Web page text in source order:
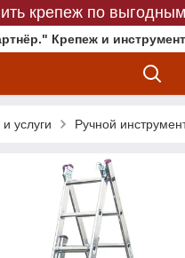
крепеж по
Крепеж и инструмент
услуги Ручной